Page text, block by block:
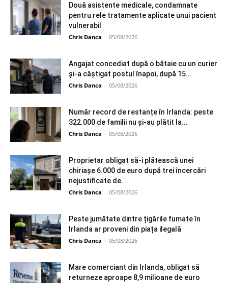
Două asistente medicale, condamnate
pentru rele tratamente aplicate unui pacient
vulnerabil
Chris Danca - 05/08/2026
Angajat concediat după o bătaie cu un curier
și-a câștigat postul înapoi, după 15...
Chris Danca - 05/08/2026
Număr record de restanțe în Irlanda: peste
322.000 de familii nu și-au plătit la...
Chris Danca - 05/08/2026
Proprietar obligat să-i plătească unei
chiriașe 6.000 de euro după trei încercări
nejustificate de...
Chris Danca - 05/08/2026
Peste jumătate dintre țigările fumate în
Irlanda ar proveni din piața ilegală
Chris Danca - 05/08/2026
Mare comerciant din Irlanda, obligat să
returneze aproape 8,9 milioane de euro